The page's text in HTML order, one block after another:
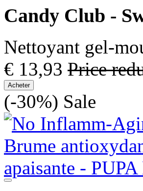
Candy Club -
Nettoyant gel-
€ 13,93 Price
Acheter
(-30%) Sale